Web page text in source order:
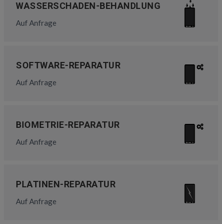
WASSERSCHADEN-BEHANDLUNG
Auf Anfrage
SOFTWARE-REPARATUR
Auf Anfrage
BIOMETRIE-REPARATUR
Auf Anfrage
PLATINEN-REPARATUR
Auf Anfrage